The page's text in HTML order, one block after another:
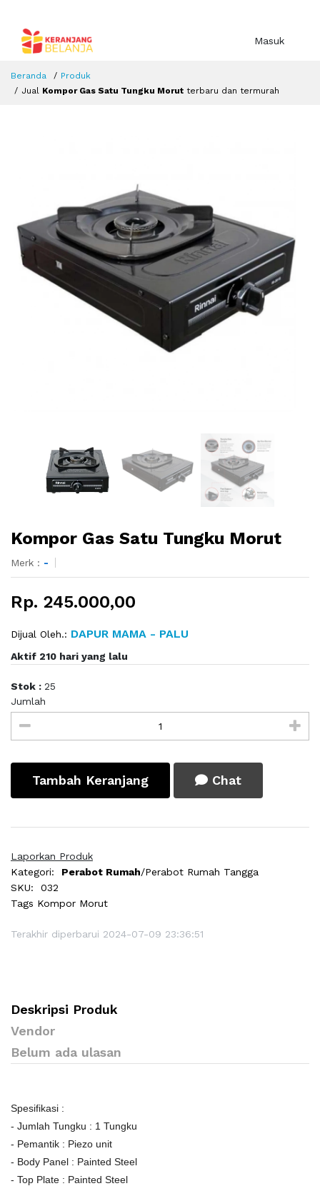
Masuk
Beranda
Produk
Jual Kompor Gas Satu Tungku Morut terbaru dan termurah
Kompor Gas Satu Tungku Morut
Merk : -
Rp. 245.000,00
Dijual Oleh.: DAPUR MAMA - PALU
Aktif 210 hari yang lalu
Stok : 25
Jumlah
Tambah Keranjang Chat
Laporkan Produk
Kategori:
Perabot Rumah/Perabot Rumah Tangga
SKU:
032
Tags Kompor Morut
Terakhir diperbarui 2024-07-09 23:36:51
Deskripsi Produk
Vendor
Belum ada ulasan
Spesifikasi :
- Jumlah Tungku : 1 Tungku
- Pemantik : Piezo unit
- Body Panel : Painted Steel
- Top Plate : Painted Steel